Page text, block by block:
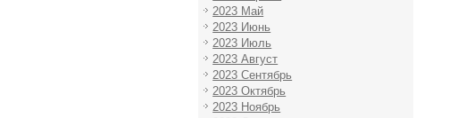
2023 Май
2023 Июнь
2023 Июль
2023 Август
2023 Сентябрь
2023 Октябрь
2023 Ноябрь